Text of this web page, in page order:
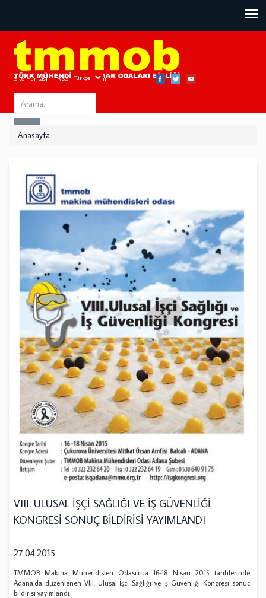
Site Haritası RSS Bize Ulaşın
Search
this
Anasayfa
VIII. ULUSAL İŞÇİ SAĞLIĞI VE İŞ GÜVENLİĞİ
KONGRESİ SONUÇ BİLDİRİSİ YAYIMLANDI
27.04.2015
TMMOB Makina Mühendisleri Odası'nca 16-18 Nisan 2015 tarihlerinde
Adana‘da düzenlenen VIII. Ulusal İşçi Sağlığı ve İş Güvenliği Kongresi sonuç
bildirisi yayımlandı.